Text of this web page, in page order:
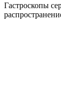
Гастроскопы